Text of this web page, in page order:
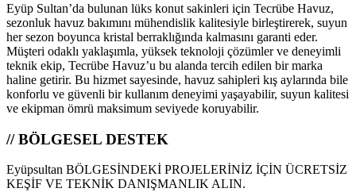
Eyüp Sultan’da bulunan lüks konut sakinleri için Tecrübe Havuz,
sezonluk havuz bakımını mühendislik kalitesiyle birleştirerek, suyun
her sezon boyunca kristal berraklığında kalmasını garanti eder.
Müşteri odaklı yaklaşımla, yüksek teknoloji çözümler ve deneyimli
teknik ekip, Tecrübe Havuz’u bu alanda tercih edilen bir marka
haline getirir. Bu hizmet sayesinde, havuz sahipleri kış aylarında bile
konforlu ve güvenli bir kullanım deneyimi yaşayabilir, suyun kalitesi
ve ekipman ömrü maksimum seviyede koruyabilir.
// BÖLGESEL DESTEK
Eyüpsultan BÖLGESİNDEKİ PROJELERİNİZ İÇİN ÜCRETSİZ
KEŞİF VE TEKNİK DANIŞMANLIK ALIN.